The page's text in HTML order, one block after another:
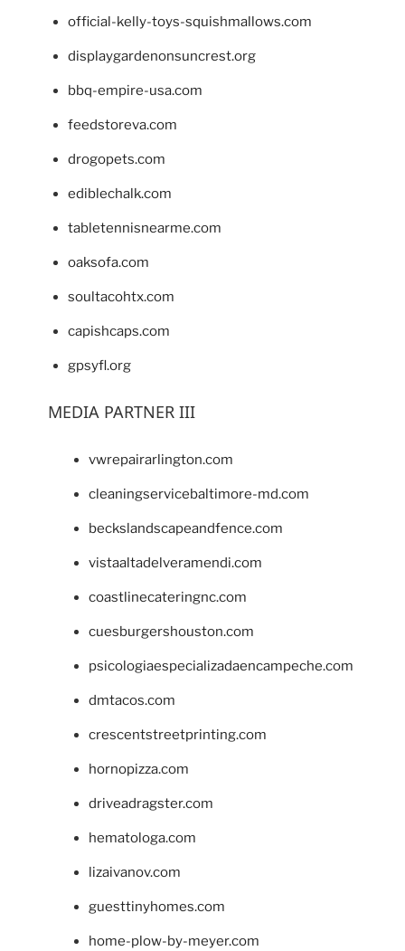
official-kelly-toys-squishmallows.com
displaygardenonsuncrest.org
bbq-empire-usa.com
feedstoreva.com
drogopets.com
ediblechalk.com
tabletennisnearme.com
oaksofa.com
soultacohtx.com
capishcaps.com
gpsyfl.org
MEDIA PARTNER III
vwrepairarlington.com
cleaningservicebaltimore-md.com
beckslandscapeandfence.com
vistaaltadelveramendi.com
coastlinecateringnc.com
cuesburgershouston.com
psicologiaespecializadaencampeche.com
dmtacos.com
crescentstreetprinting.com
hornopizza.com
driveadragster.com
hematologa.com
lizaivanov.com
guesttinyhomes.com
home-plow-by-meyer.com